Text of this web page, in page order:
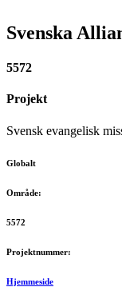
Svenska
5572
Projekt
Svensk evangelisk
Globalt
Område:
5572
Projektnummer:
Hjemmeside